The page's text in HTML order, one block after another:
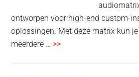
ontworpen voor high-end custom-
oplossingen. Met deze matrix kun
meerdere … >>overMcIntosh